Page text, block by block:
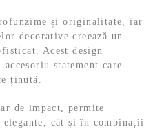
și originalitate, iar
decorative creează un
Acest design
statement care
ținută.
de impact, permite
cât și în combinații